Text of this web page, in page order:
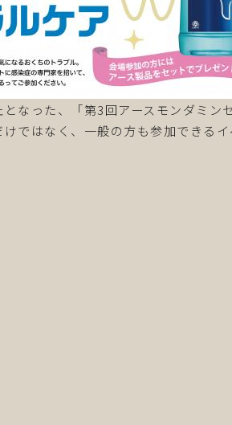
なった、「第3回アースモンダミン
ではなく、一般の方も参加できるイ